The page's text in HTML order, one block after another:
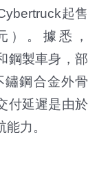
起售
）。據悉，
鋼製車身，部
鏽鋼合金外骨
付延遲是由於
力。